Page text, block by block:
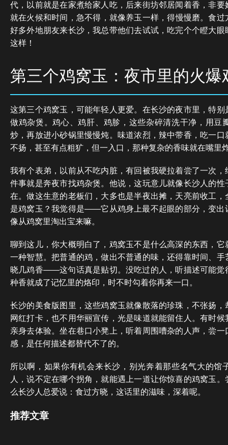
代，以前就是在家煮给家人吃，后来街坊邻居闻着香，非
就在火候和时间，急不得，就像养玉一样，得慢慢磨。食
好多外地朋友来长沙，我总带他们去试试，吃完个个瞪大
这样！
第三个鸡窝玉：夜市里的火爆
这第三个鸡窝玉，可能年轻人更爱。在长沙的夜市里，特
做鸡杂煲。鸡心、鸡肝、鸡胗，这些杂碎清洗干净，用豆
炒，再放进小砂锅里慢慢炖。味道浓烈，辣中带香，吃一
不扬，甚至有点粗犷，但一入口，那种复杂的香味就在嘴里
我有个表弟，以前从不吃内脏，有回被我硬拉着尝了一次
件事就是奔夜市找鸡杂煲。他说，这玩意儿就像长沙人的
在。做这生意的老板们，大多也是半夜出摊，天亮前收工
是鸡窝玉？我觉得是——它从鸡身上最不起眼的部分，变出
像从鸡窝里淘出宝来嘛。
聊到这儿，你大概明白了，鸡窝玉不是什么高深的东西，
一种智慧。把普通的鸡，做出不普通的味，还得靠时间、
晓几鸡香——这句话真是贴切。没吃过的人，听描述可能觉
种香就成了记忆里的烙印，时不时勾着你再来一口。
长沙的美食版图里，这些鸡窝玉就像散落的珍珠，不张扬
网红打卡，也不用华丽宣传，光是味道就能留住人。有时
亲身去体验。坐在巷口小凳上，听着周围嘈杂的人声，尝
感，是任何描述都替代不了的。
所以啊，如果你有机会来长沙，别光奔着那些名气大的馆
人，说不定在哪个拐角，就能遇上一道让你惊喜的鸡窝玉
么长沙人总爱说：食过方晓，这话里的滋味，深着呢。
推荐文章